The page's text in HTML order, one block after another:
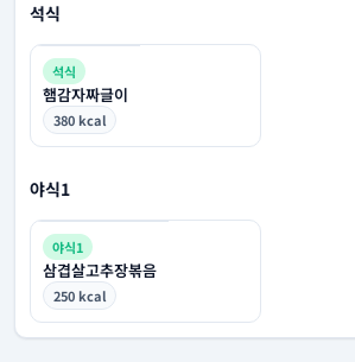
석식
석식
햄감자짜글이
380 kcal
야식1
야식1
삼겹살고추장볶음
250 kcal